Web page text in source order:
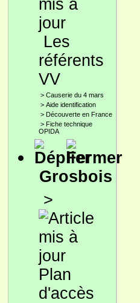
Les
référents
VV
> Causerie du 4 mars
> Aide identification
> Découverte en France
> Fiche technique
OPIDA
Grosbois
>
Plan
d'accès